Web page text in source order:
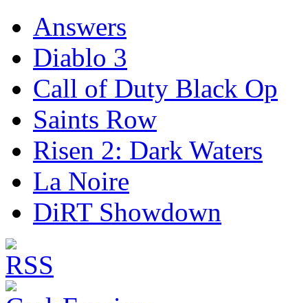
Answers
Diablo 3
Call of Duty Black Op
Saints Row
Risen 2: Dark Waters
La Noire
DiRT Showdown